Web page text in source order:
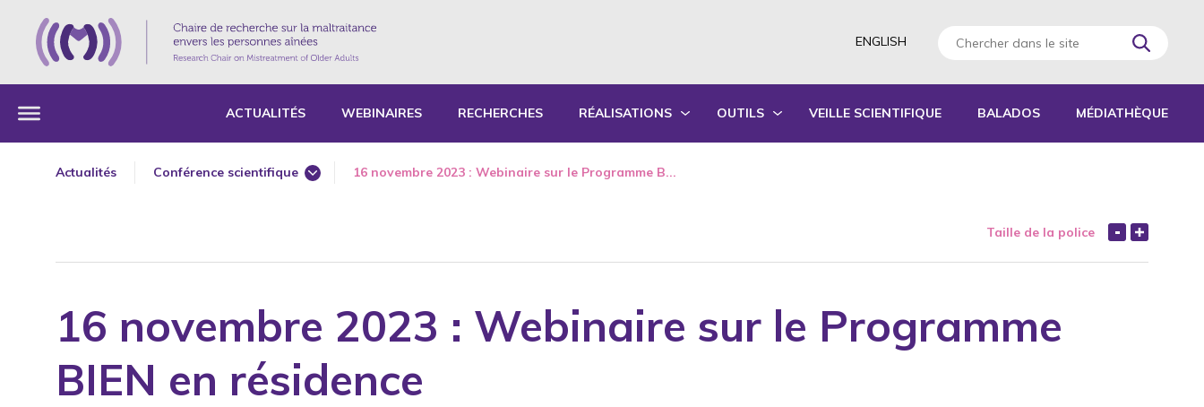
ENGLISH
ACTUALITÉS WEBINAIRES RECHERCHES RÉALISATIONS OUTILS VEILLE SCIENTIFIQUE BALADOS MÉDIATHÈQUE
Actualités
Conférence scientifique
Bientraitance
Conférences
Distinction
16 novembre 2023 : Webinaire sur le Programme B...
Taille de la police
16 novembre 2023 : Webinaire sur le Programme
BIEN en résidence